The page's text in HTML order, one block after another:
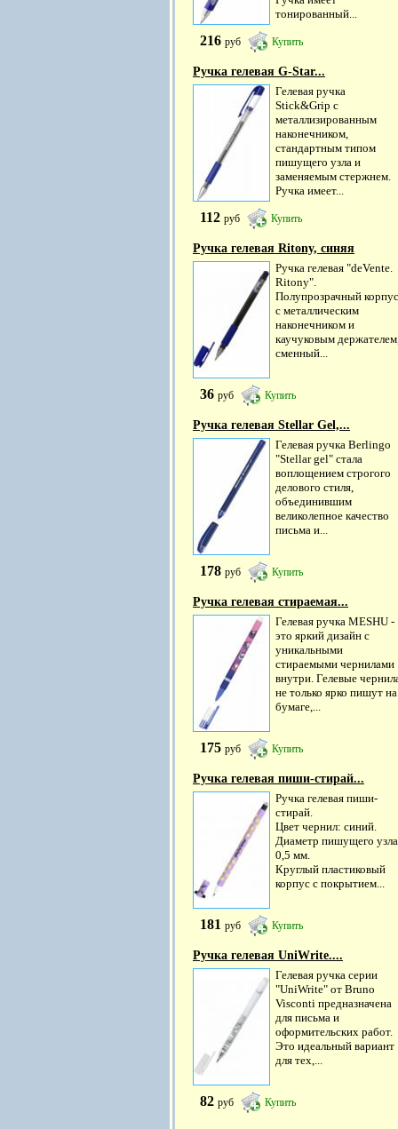
тонированный...
216 руб Купить
Ручка гелевая G-Star...
Гелевая ручка
Stick&Grip с
металлизированным
наконечником,
стандартным типом
пишущего узла и
заменяемым стержнем.
Ручка имеет...
112 руб Купить
Ручка гелевая Ritony, синяя
Ручка гелевая "deVente.
Ritony".
Полупрозрачный корпус
с металлическим
наконечником и
каучуковым
сменный...
36 руб Купить
Ручка гелевая Stellar Gel,...
Гелевая ручка Berlingo
"Stellar gel" стала
воплощением строгого
делового стиля,
объединившим
великолепное качество
письма и...
178 руб Купить
Ручка гелевая стираемая...
Гелевая ручка MESHU -
это яркий дизайн с
уникальными
стираемыми чернилами
внутри. Гелевые
не только ярко пишут на
бумаге,...
175 руб Купить
Ручка гелевая пиши-стирай...
Ручка гелевая пиши-
стирай.
Цвет чернил: синий.
Диаметр пишущего
0,5 мм.
Круглый пластиковый
корпус с покрытием...
181 руб Купить
Ручка гелевая UniWrite....
Гелевая ручка серии
"UniWrite" от Bruno
Visconti предназначена
для письма и
оформительских работ.
Это идеальный вариант
для тех,...
82 руб Купить